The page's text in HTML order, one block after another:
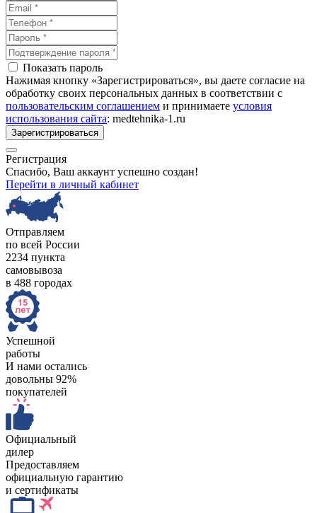
Показать пароль
Нажимая кнопку «Зарегистрироваться», вы даете согласие на
обработку своих персональных данных в соответствии с
пользовательским соглашением и принимаете условия
использования сайта: medtehnika-1.ru
Зарегистрироваться
Регистрация
Спасибо, Ваш аккаунт успешно создан!
Перейти в личный кабинет
Отправляем
по всей России
2234 пункта
самовывоза
в 488 городах
Успешной
работы
И нами остались
довольны 92%
покупателей
Официальный
дилер
Предоставляем
официальную гарантию
и сертификаты